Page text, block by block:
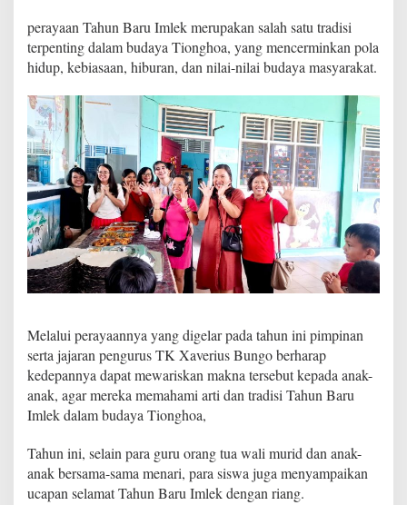
l
a
i
a
y
a
T
i
o
n
g
h
o
e
r
l
a
s
u
s
u
k
perayaan Tahun Baru Imlek merupakan salah satu tradisi
terpenting dalam budaya Tionghoa, yang mencerminkan pola
hidup, kebiasaan, hiburan, dan nilai-nilai budaya masyarakat.
Melalui perayaannya yang digelar pada tahun ini pimpinan
serta jajaran pengurus TK Xaverius Bungo berharap
kedepannya dapat mewariskan makna tersebut kepada anak-
anak, agar mereka memahami arti dan tradisi Tahun Baru
Imlek dalam budaya Tionghoa,
Tahun ini, selain para guru orang tua wali murid dan anak-
anak bersama-sama menari, para siswa juga menyampaikan
ucapan selamat Tahun Baru Imlek dengan riang.